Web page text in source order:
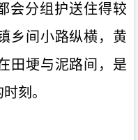
会分组护送住得较
乡间小路纵横，黄
田埂与泥路间，是
刻。